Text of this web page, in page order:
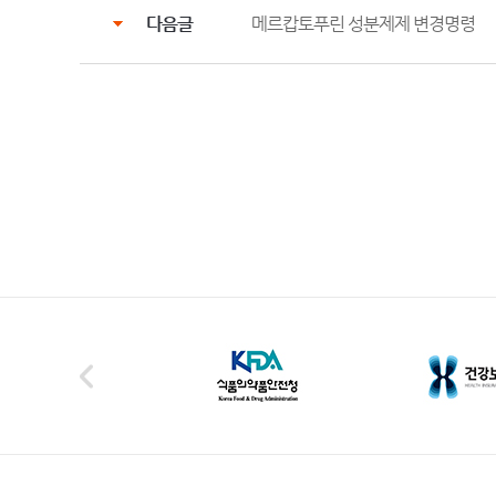
다음글 메르캅토푸린 성분제제 변경명령